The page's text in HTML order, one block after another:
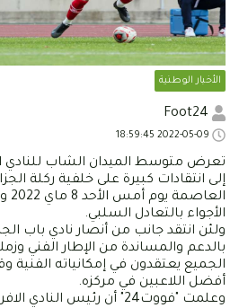
الأخبار الوطنية
تعرض متوسط الميدان الشاب للنادي
إلى انتقادات كبيرة على خلفية ركلة
الأجواء بالتعادل السلبي.
ولئن انتقد جانب من أنصار نادي باب
بالدعم والمساندة من الإطار الفني
الجميع يعتقدون في إمكانياته الفنية
أفضل اللاعبين في مركزه.
وعلمت "فووت24" أن رئيس